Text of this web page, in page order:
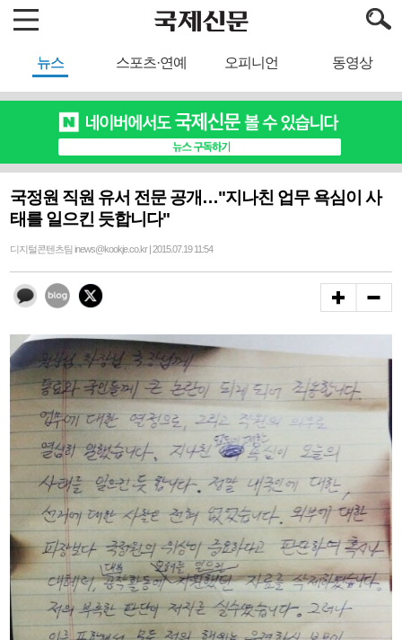
뉴스 스포츠·연예 오피니언 동영상
국정원 직원 유서 전문 공개…"지나친 업무 욕심이 사
태를 일으킨 듯합니다"
디지털콘텐츠팀 inews@kookje.co.kr | 2015.07.19 11:54